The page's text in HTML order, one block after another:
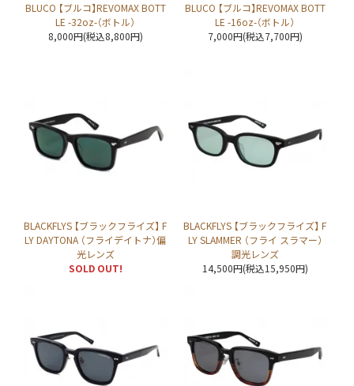
BLUCO 【ブルコ】REVOMAX BOTT
LE -32oz-（ボトル）
8,000円(税込8,800円)
BLUCO 【ブルコ】REVOMAX BOTT
LE -16oz-（ボトル）
7,000円(税込7,700円)
BLACKFLYS 【ブラックフライズ】 F
LY DAYTONA （フライデイトナ）偏
光レンズ
SOLD OUT!
BLACKFLYS 【ブラックフライズ】 F
LY SLAMMER （フライ スラマー）
調光レンズ
14,500円(税込15,950円)